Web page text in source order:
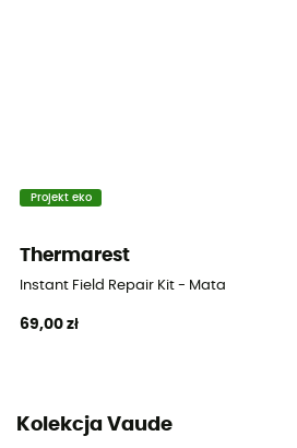
183 x 51 cm
Grubość
5 cm
Materiały
Wymiary po złożeniu
27 x 22 cm
Projekt eko
Thermarest
Instant Field Repair Kit - Mata
69,00 zł
Kolekcja Vaude